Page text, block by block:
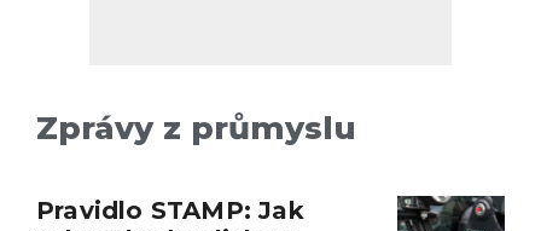
Zprávy z průmyslu
Pravidlo STAMP: Jak
PagePagePage